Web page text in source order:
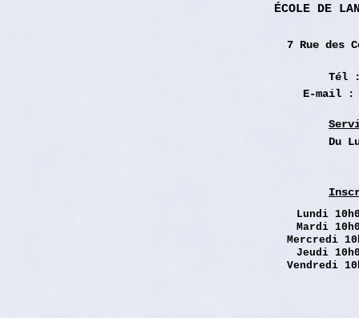
ÉCOLE DE
7 Rue des
Tél
E-mail
Du
Lundi
Mardi
Mercredi
Jeudi
Vendredi